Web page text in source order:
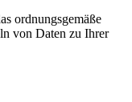
ordnungsgemäße
von Daten zu Ihrer